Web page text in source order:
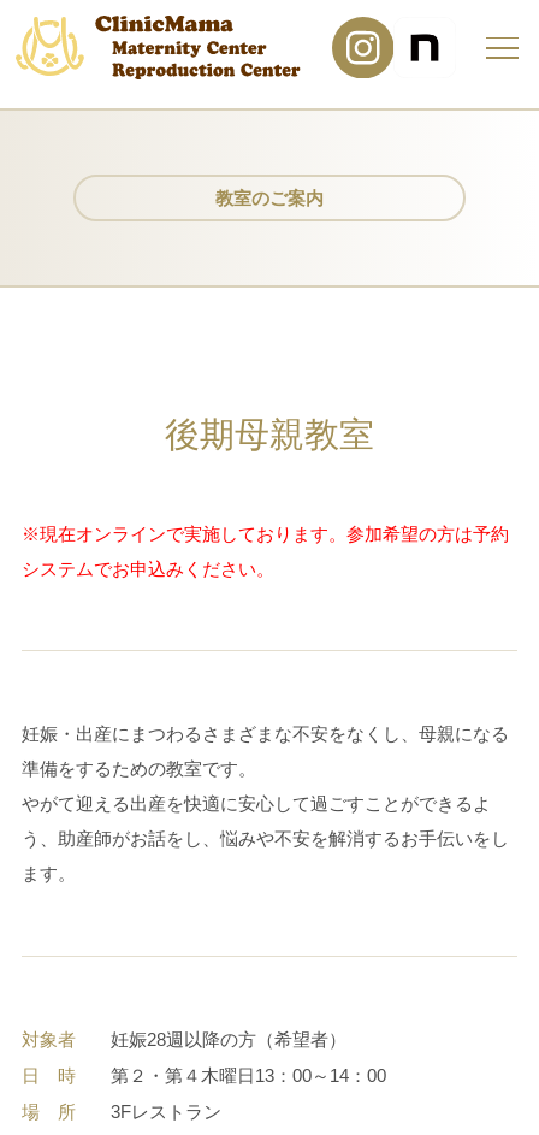
教室のご案内
後期母親教室
※現在オンラインで実施しております。参加希望の方は予約
システムでお申込みください。
妊娠・出産にまつわるさまざまな不安をなくし、母親になる
準備をするための教室です。
やがて迎える出産を快適に安心して過ごすことができるよ
う、助産師がお話をし、悩みや不安を解消するお手伝いをし
ます。
対象者
妊娠28週以降の方（希望者）
日 時
第２・第４木曜日13：00～14：00
場 所
3Fレストラン